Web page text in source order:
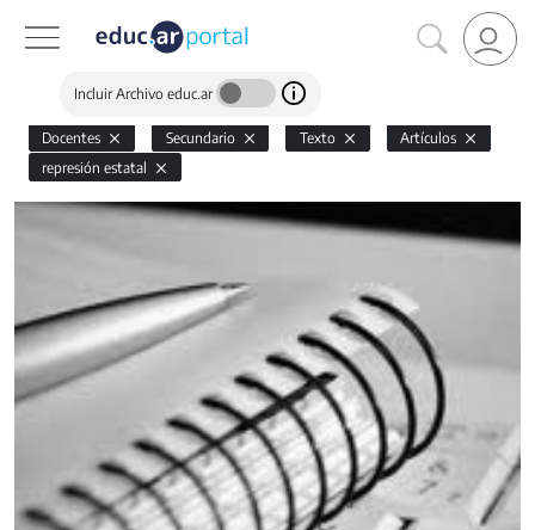
Incluir Archivo educ.ar
Docentes Secundario Texto
Artículos
represión estatal